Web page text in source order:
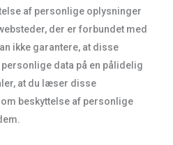
af personlige oplysninger
der er forbundet med
ikke garantere, at disse
data på en pålidelig
at du læser disse
beskyttelse af personlige